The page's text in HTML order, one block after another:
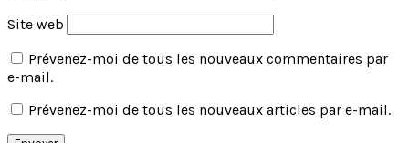
Site web
Prévenez-moi de tous les nouveaux commentaires par
e-mail.
Prévenez-moi de tous les nouveaux articles par e-mail.